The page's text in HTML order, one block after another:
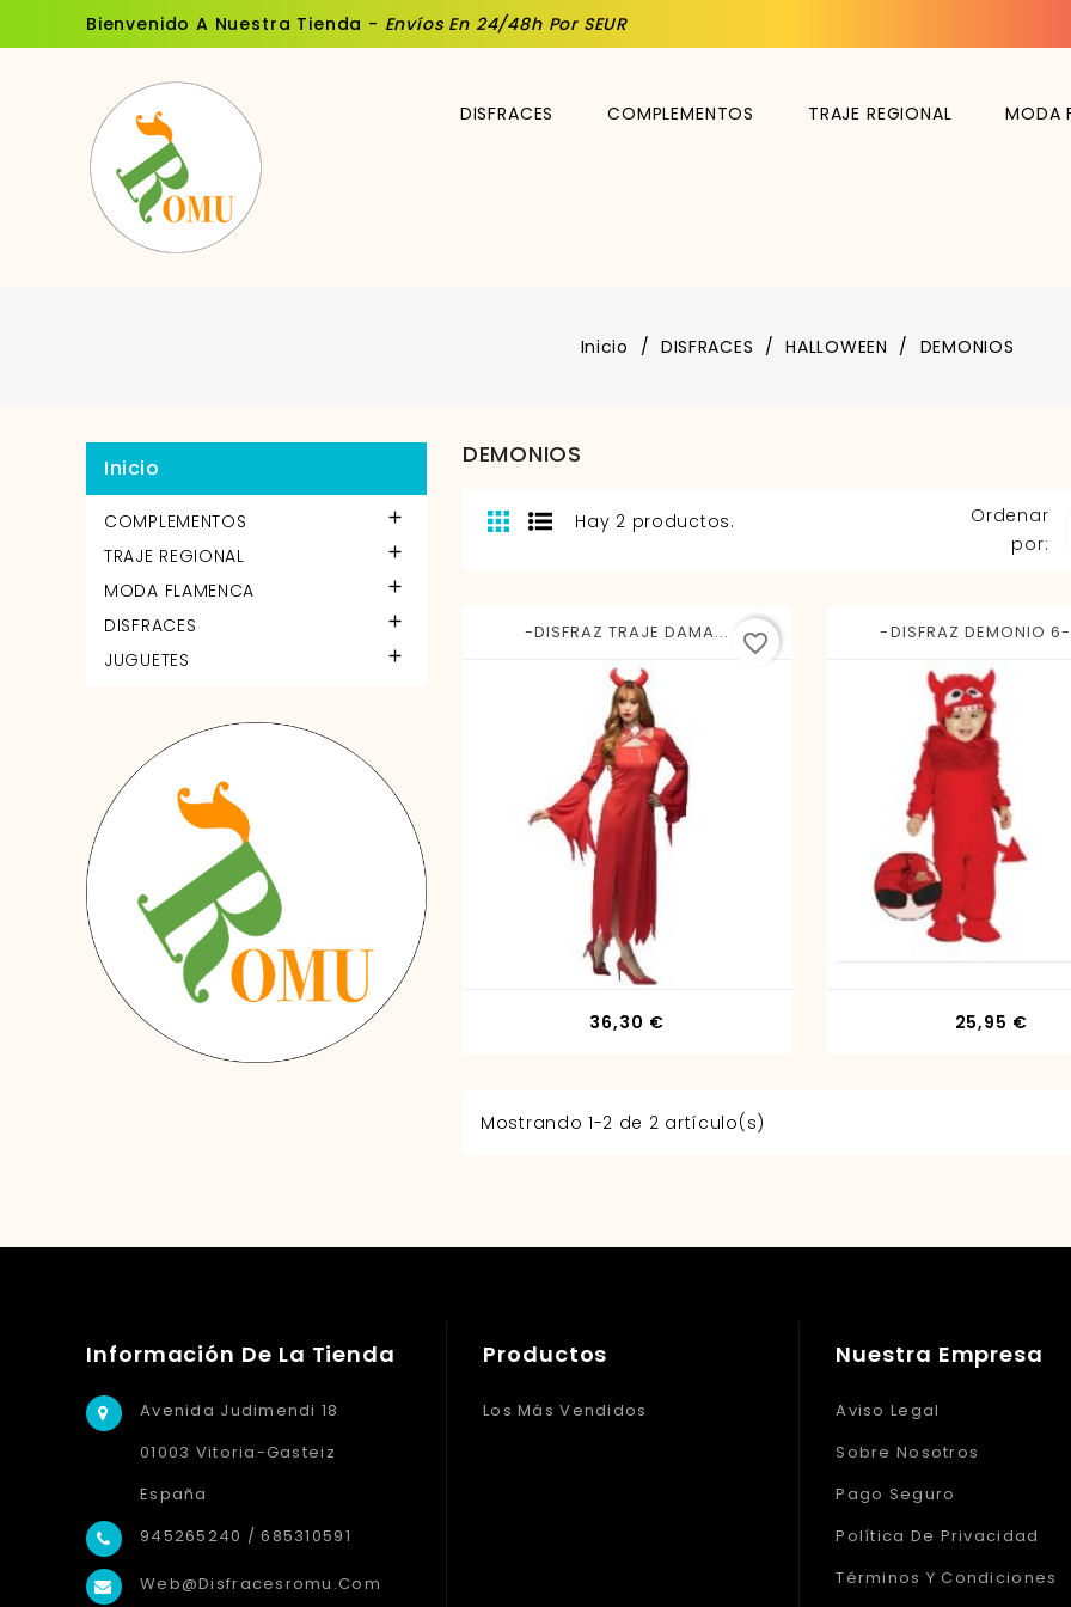
Bienvenido A Nuestra Tienda - Envíos En 24/48h Por SEUR
DISFRACES COMPLEMENTOS TRAJE REGIONAL MODA
Inicio DISFRACES HALLOWEEN DEMONIOS
Inicio
COMPLEMENTOS 
TRAJE REGIONAL 
MODA FLAMENCA 
DISFRACES 
JUGUETES 
DEMONIOS
Hay 2 productos.
Ordenar
por:
-DISFRAZ TRAJE DAMA...
36,30 €Precio
favorite_border -DISFRAZ DEMONIO 6-
25,95 €
Mostrando 1-2 de 2 artículo(s)
Información De La Tienda
Avenida Judimendi 18
01003 Vitoria-Gasteiz
España
945265240 / 685310591
Web@disfracesromu.com
Productos
Los Más Vendidos
Nuestra Empresa
Aviso Legal
Sobre Nosotros
Pago Seguro
Política De Privacidad
Términos Y Condiciones